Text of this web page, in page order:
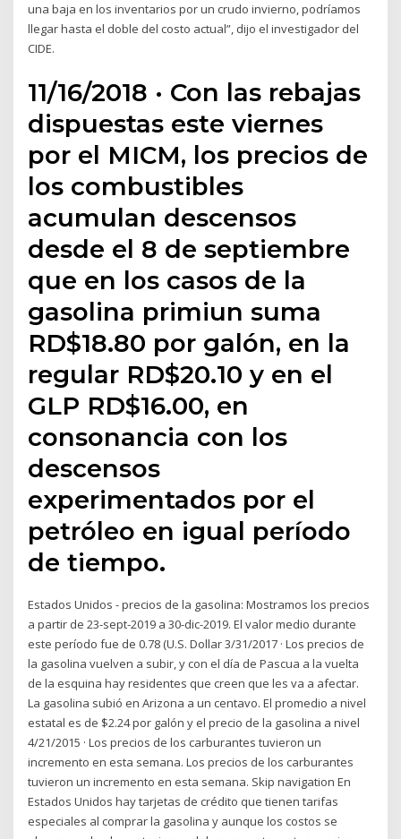
una baja en los inventarios por un crudo invierno, podríamos
llegar hasta el doble del costo actual”, dijo el investigador del
CIDE.
11/16/2018 · Con las rebajas
dispuestas este viernes
por el MICM, los precios de
los combustibles
acumulan descensos
desde el 8 de septiembre
que en los casos de la
gasolina primiun suma
RD$18.80 por galón, en la
regular RD$20.10 y en el
GLP RD$16.00, en
consonancia con los
descensos
experimentados por el
petróleo en igual período
de tiempo.
Estados Unidos - precios de la gasolina: Mostramos los precios
a partir de 23-sept-2019 a 30-dic-2019. El valor medio durante
este período fue de 0.78 (U.S. Dollar 3/31/2017 · Los precios de
la gasolina vuelven a subir, y con el día de Pascua a la vuelta
de la esquina hay residentes que creen que les va a afectar.
La gasolina subió en Arizona a un centavo. El promedio a nivel
estatal es de $2.24 por galón y el precio de la gasolina a nivel
4/21/2015 · Los precios de los carburantes tuvieron un
incremento en esta semana. Los precios de los carburantes
tuvieron un incremento en esta semana. Skip navigation En
Estados Unidos hay tarjetas de crédito que tienen tarifas
especiales al comprar la gasolina y aunque los costos se